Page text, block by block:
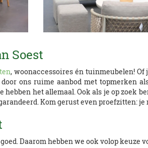
Soest
, woonaccessoires én tuinmeubelen!
ons ruime aanbod met topmerken
hebben het allemaal. Ook als je op zoek
Kom gerust even proefzitten:
Daarom hebben we ook volop